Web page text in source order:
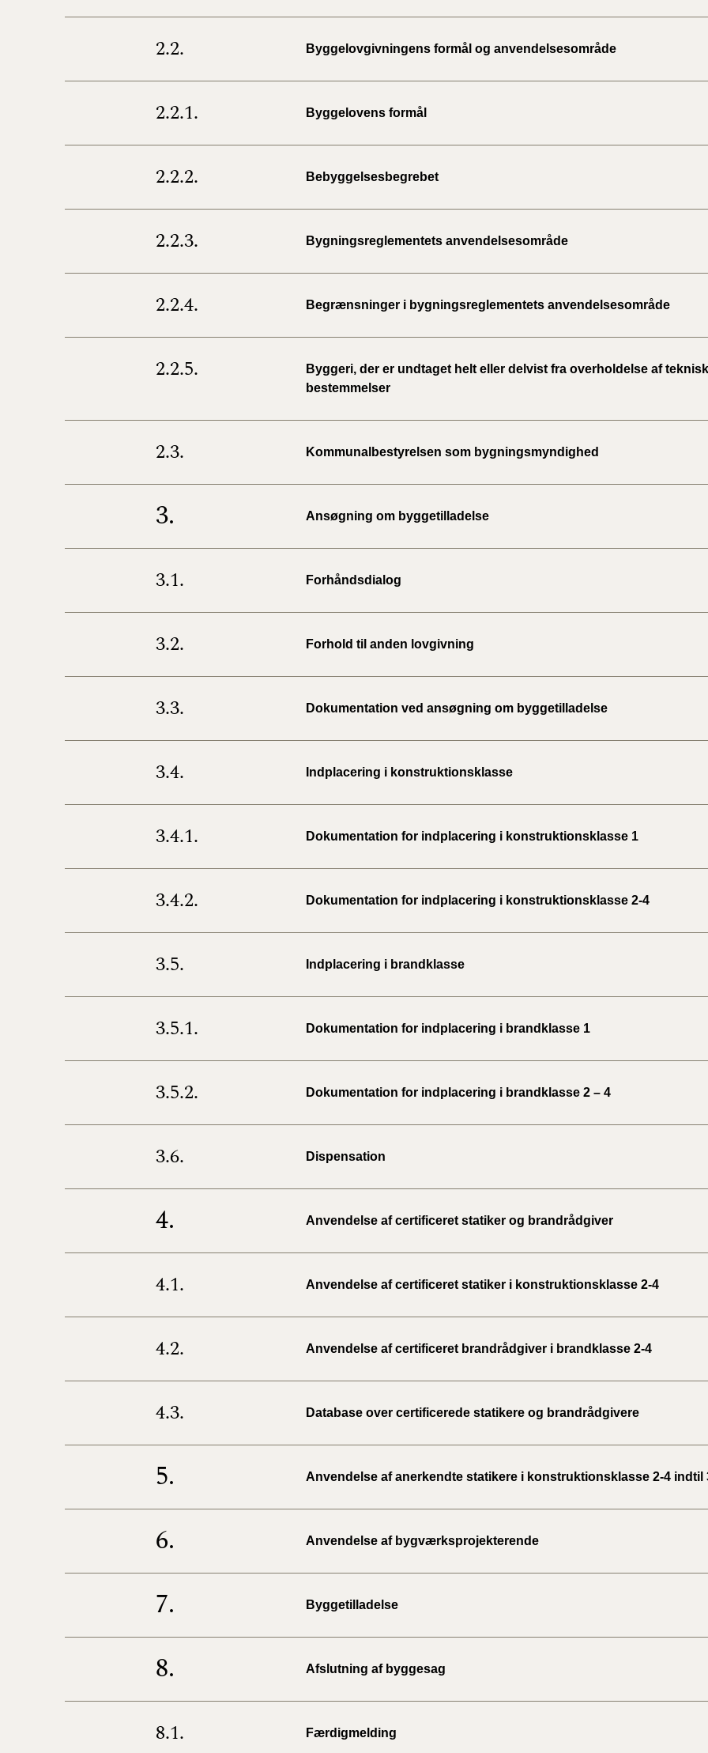
2.2. Byggelovgivningens formål og anvendelsesområde
2.2.1. Byggelovens formål
2.2.2. Bebyggelsesbegrebet
2.2.3. Bygningsreglementets anvendelsesområde
2.2.4. Begrænsninger i bygningsreglementets anvendelsesområde
2.2.5.
Byggeri, der er undtaget helt eller delvist fra overholdelse af
bestemmelser
2.3. Kommunalbestyrelsen som bygningsmyndighed
3. Ansøgning om byggetilladelse
3.1. Forhåndsdialog
3.2. Forhold til anden lovgivning
3.3. Dokumentation ved ansøgning om byggetilladelse
3.4. Indplacering i konstruktionsklasse
3.4.1. Dokumentation for indplacering i konstruktionsklasse 1
3.4.2. Dokumentation for indplacering i konstruktionsklasse 2-4
3.5. Indplacering i brandklasse
3.5.1. Dokumentation for indplacering i brandklasse 1
3.5.2. Dokumentation for indplacering i brandklasse 2 – 4
3.6. Dispensation
4. Anvendelse af certificeret statiker og brandrådgiver
4.1. Anvendelse af certificeret statiker i konstruktionsklasse 2-4
4.2. Anvendelse af certificeret brandrådgiver i brandklasse 2-4
4.3. Database over certificerede statikere og brandrådgivere
5. Anvendelse af anerkendte statikere i konstruktionsklasse 2-4 indtil
6. Anvendelse af bygværksprojekterende
7. Byggetilladelse
8. Afslutning af byggesag
8.1. Færdigmelding